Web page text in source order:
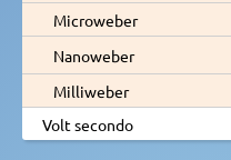
Microweber
Nanoweber
Milliweber
Volt secondo